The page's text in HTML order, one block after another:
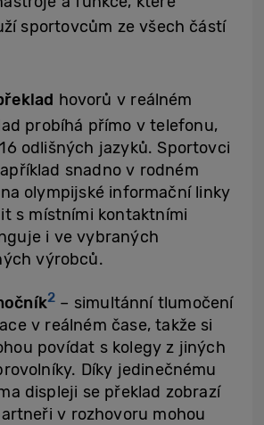
sportovcům ze všech částí
hovorů v reálném
probíhá přímo v telefonu,
odlišných jazyků. Sportovci
snadno v rodném
olympijské informační linky
s místními kontaktními
i ve vybraných
výrobců.
2 – simultánní tlumočení
v reálném čase, takže si
povídat s kolegy z jiných
Díky jedinečnému
displeji se překlad zobrazí
v rozhovoru mohou